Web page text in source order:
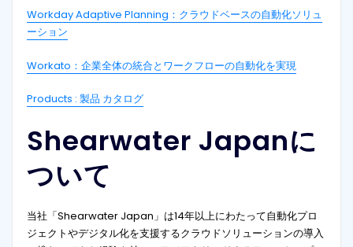
Workday Adaptive Planning：クラウドベースの自動化ソリュ
ーション
Workato：企業全体の統合とワークフローの自動化を実現
Products : 製品 カタログ
Shearwater Japanに
ついて
当社「Shearwater Japan」は14年以上にわたって自動化プロ
ジェクトやデジタル化を支援するクラウドソリューションの導入